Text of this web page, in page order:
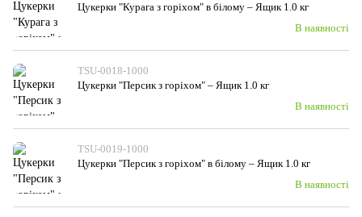
Цукерки "Курага з горiхом" в білому – Ящик 1.0 кг
В наявності
TSU-0018-1000
Цукерки "Персик з горіхом" – Ящик 1.0 кг
В наявності
TSU-0019-1000
Цукерки "Персик з горіхом" в білому – Ящик 1.0 кг
В наявності